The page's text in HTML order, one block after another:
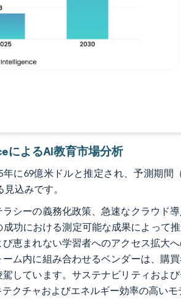
によるAI教育市場分析
に69億米ドルと推定され、予測期間
込みです。
シーの義務化政策、急速なクラウド
功における測定可能な成果によって
恵まれない学習者へのアクセス拡大
ム内に組み合わせるベンダーは、購
しています。サステナビリティおよ
クチャおよびエネルギー効率の高いモ